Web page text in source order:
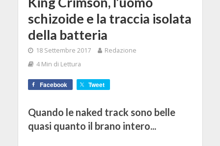
schizoide e la traccia isolata
della batteria
18 Settembre 2017
Redazione
4 Min di Lettura
Facebook Tweet
Quando le naked track sono belle
quasi quanto il brano intero...